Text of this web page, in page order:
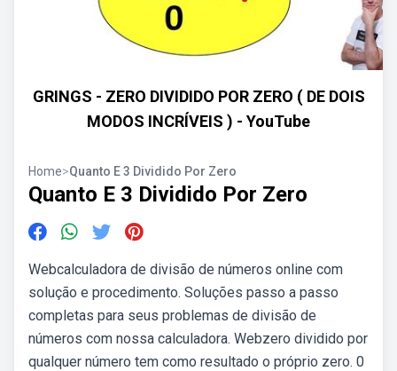
GRINGS - ZERO DIVIDIDO POR ZERO ( DE DOIS
MODOS INCRÍVEIS ) - YouTube
Home>Quanto E 3 Dividido Por Zero
Quanto E 3 Dividido Por Zero
Webcalculadora de divisão de números online com
solução e procedimento. Soluções passo a passo
completas para seus problemas de divisão de
números com nossa calculadora. Webzero dividido por
qualquer número tem como resultado o próprio zero. 0